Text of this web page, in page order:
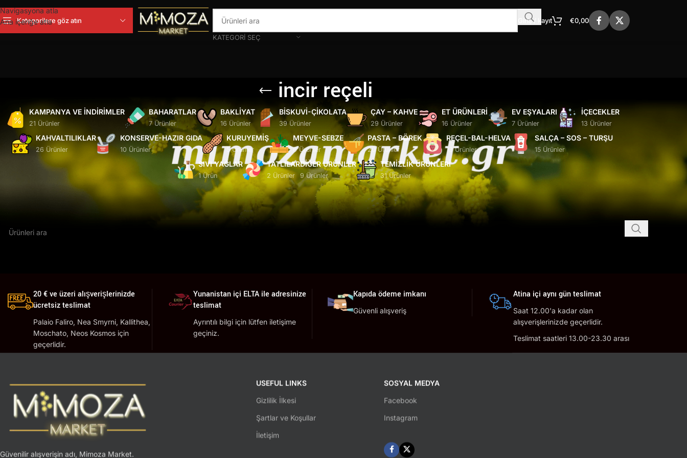
Navigasyona atla
Ana içeriğe atla
Kategorilere göz atın
KATEGORI SEÇ
Giriş / kayıt €0,00
incir reçeli
KAMPANYA VE İNDIRIMLER
21 Ürünler
BAHARATLAR
7 Ürünler
BAKLIYAT
16 Ürünler
BISKUVI-ÇIKOLATA
39 Ürünler
ÇAY – KAHVE
29 Ürünler
ET ÜRÜNLERI
16 Ürünler
EV EŞYALARI
7 Ürünler
İÇECEKLER
13 Ürünler
KAHVALTILIKLAR
26 Ürünler
KONSERVE-HAZIR GIDA
10 Ürünler
KURUYEMIŞ
5 Ürünler
MEYVE-SEBZE
6 Ürünler
PASTA – BÖREK
20 Ürünler
REÇEL-BAL-HELVA
13 Ürünler
SALÇA – SOS – TURŞU
15 Ürünler
SIVI YAĞLAR
1 Ürün
TATLILAR
2 Ürünler
DIĞER ÜRÜNLER
9 Ürünler
TEMIZLIK ÜRÜNLERI
31 Ürünler
Ürünler “incir reçeli” olarak etiketlendi
20 € ve üzeri alışverişlerinizde
ücretsiz teslimat
Palaio Faliro, Nea Smyrni, Kallithea,
Moschato, Neos Kosmos için
geçerlidir.
Yunanistan içi ELTA ile adresinize
teslimat
Ayrıntılı bilgi için lütfen iletişime
geçiniz.
Kapıda ödeme imkanı
Güvenli alışveriş
Atina içi aynı gün teslimat
Saat 12.00'a kadar olan
alışverişlerinizde geçerlidir.
Teslimat saatleri 13.00-23.30 arası
Güvenilir alışverişin adı, Mimoza Market.
USEFUL LINKS
Gizlilik İlkesi
Şartlar ve Koşullar
İletişim
SOSYAL MEDYA
Facebook
Instagram